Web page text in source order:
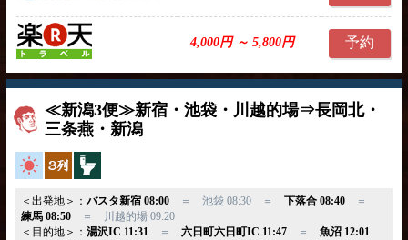
4,000円 ～ 5,800円 予約
≪新潟3便≫新宿・池袋・川越的場⇒長岡北・
三条燕・新潟
高速バス独立3列
＜出発地＞： バスタ新宿 08:00＝ 池袋 08:30 ＝ 下落合 08:40＝
練馬 08:50＝ 川越的場 09:20
＜目的地＞： 湯沢IC 11:31＝ 六日町六日町IC 11:47＝ 魚沼 12:01